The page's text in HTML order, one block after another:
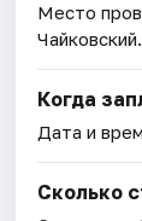
Место
Чайковский.
Когда
Дата и
Сколько